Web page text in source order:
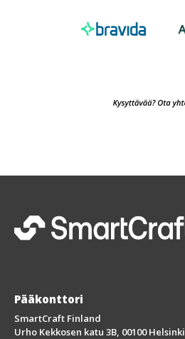
Pääkonttori
SmartCraft Finland
Urho Kekkosen katu 3B, 00100 Helsinki